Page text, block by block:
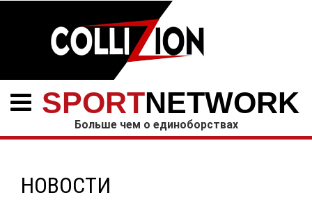
SPORTNETWORK
Больше чем о единоборствах
НОВОСТИ